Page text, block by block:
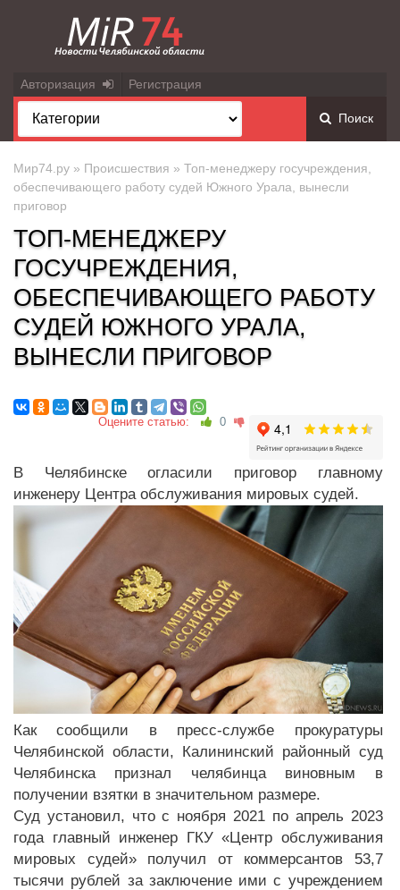
Авторизация Регистрация
Поиск
Мир74.ру » Происшествия » Топ-менеджеру госучреждения,
обеспечивающего работу судей Южного Урала, вынесли
приговор
ТОП-МЕНЕДЖЕРУ
ГОСУЧРЕЖДЕНИЯ,
ОБЕСПЕЧИВАЮЩЕГО РАБОТУ
СУДЕЙ ЮЖНОГО УРАЛА,
ВЫНЕСЛИ ПРИГОВОР
Оцените статью: 0
В Челябинске огласили приговор главному
инженеру Центра обслуживания мировых судей.
Как сообщили в пресс-службе прокуратуры
Челябинской области, Калининский районный суд
Челябинска признал челябинца виновным в
получении взятки в значительном размере.
Суд установил, что с ноября 2021 по апрель 2023
года главный инженер ГКУ «Центр обслуживания
мировых судей» получил от коммерсантов 53,7
тысячи рублей за заключение ими с учреждением